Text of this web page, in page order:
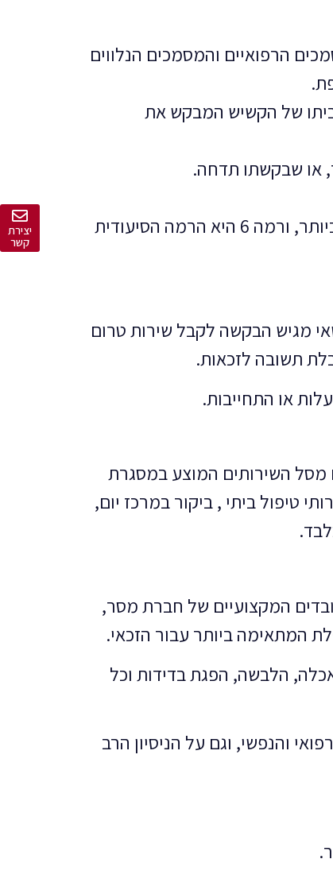
יצירת
קשר
הרפואיים והמסמכים הנלווים
של הקשיש המבקש את
או שבקשתו תדחה.
במידה והבקשה תאושר, תיקבע לקשיש רמת זכאות בין 1-6, כאשר רמה 1 היא הזכאות הנמוכה ביותר, ורמה 6 היא הרמה הסיעודית
מגיש הבקשה לקבל שירות טרום
תשובה לזכאות.
שירותים מסל השירותים המוצע במסגרת
טיפול ביתי , ביקור במרכז יום,
העובדים המקצועיים של חברת מסר,
המתאימה ביותר עבור הזכאי.
הלבשה, הפגת בדידות וכל
והנפשי, וגם על הניסיון הרב